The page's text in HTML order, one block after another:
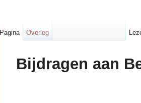
Bijdragen aan
Pagina Overleg